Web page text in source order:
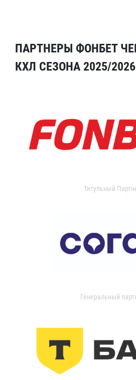
ПАРТНЕРЫ ФОНБЕТ
КХЛ СЕЗОНА 2025/2026
Титульный
Генеральный